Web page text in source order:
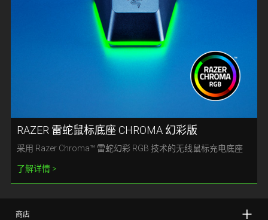
RAZER 雷蛇鼠标底座 CHROMA 幻彩版
采用 Razer Chroma™ 雷蛇幻彩 RGB 技术的无线鼠标充电底座
了解详情
商店